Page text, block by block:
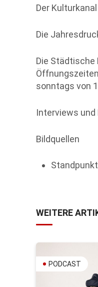
Der
Die
Die
sonntags von
Interviews und
Bildquellen
WEITERE
PODCAST